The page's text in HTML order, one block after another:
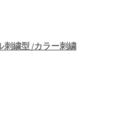
刺繍型 /カラー刺繍